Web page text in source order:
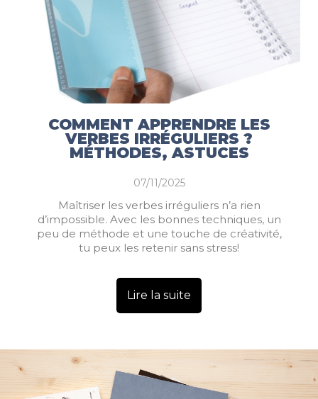
COMMENT APPRENDRE LES
VERBES IRRÉGULIERS ?
MÉTHODES, ASTUCES
07/11/2025
Maîtriser les verbes irréguliers n’a rien
d’impossible. Avec les bonnes techniques, un
peu de méthode et une touche de créativité,
tu peux les retenir sans stress!
Lire la suite